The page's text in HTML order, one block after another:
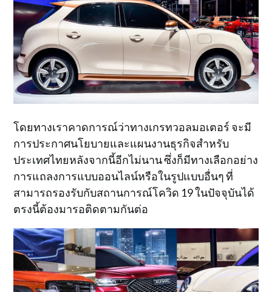
โดยทางเราคาดการณ์ว่าทางเกรทวอลมอเตอร์ จะมี
การประกาศนโยบายและแผนงานธุรกิจสำหรับ
ประเทศไทยหลังจากนี้อีกไม่นาน ซึ่งก็มีทางเลือกอย่าง
การแถลงการแบบออนไลน์หรือในรูปแบบอื่นๆ ที่
สามารถรองรับกับสถานการณ์โควิด 19 ในปัจจุบันได้
ตรงนี้ต้องมารอติดตามกันต่อ